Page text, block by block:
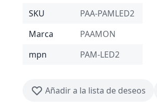
SKU
PAA-PAMLED2
Marca
PAAMON
mpn
PAM-LED2
Añadir a la lista de deseos